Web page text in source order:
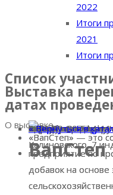
2022
Итоги
2021
Итоги
Список
Выставка
датах
« Вернуться в
ВапСтеп
Номер стенда:
А411
Страна:
Беларусь
Адрес:
Республика
Калиновского, 7
Телефон:
+375 29-607-14-11
E-mail:
wapstep@mail.com
Сайт:
https://wapstep.by/
«ВапСтеп» — это
предприятие по
добавок на основе
« Вернуться в
« Вернуться в
ВапСтеп
А411
https://wapstep.by/
wapstep@mail.com
Республика
Калиновского, 7
+375 29-607-14-11
«ВапСтеп» — это
предприятие по
добавок на основе
« Вернуться в
О выставке
Выставка AquaPro
Разделы выставки
Список участников